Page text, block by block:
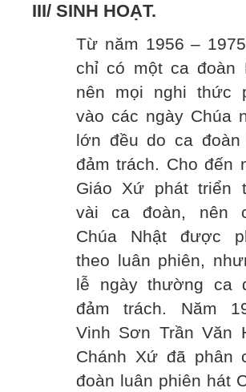
III/ SINH HOẠT.
Từ năm 1956 –
chỉ có một ca đoàn
nên mọi nghi thức
vào các ngày Chúa
lớn đều do ca đoàn
đảm trách. Cho đến
Giáo Xứ phát triển
vài ca đoàn, nên
Chúa Nhật được
theo luân phiên,
lễ ngày thường ca
đảm trách. Năm
Vinh Sơn Trần Văn
Chánh Xứ đã phân
đoàn luân phiên hát